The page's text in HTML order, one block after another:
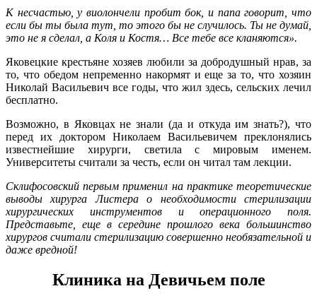
К несчастью, у виолончели пробит бок, и папа говорит, что
если бы ты была тут, то этого бы не случилось. Ты не думай,
это не я сделал, а Коля и Костя… Все тебе все кланяются».
Яковецкие крестьяне хозяев любили за добродушный нрав, за
то, что обедом непременно накормят и еще за то, что хозяин
Николай Васильевич все годы, что жил здесь, сельских лечил
бесплатно.
Возможно, в Яковцах не знали (да и откуда им знать?), что
перед их доктором Николаем Васильевичем преклонялись
известнейшие хирурги, светила с мировым именем.
Университеты считали за честь, если он читал там лекции.
Склифосовский первым применил на практике теоретические
выводы хирурга Листера о необходимости стерилизации
хирургических инструментов и операционного поля.
Представьте, еще в середине прошлого века большинство
хирургов считали стерилизацию совершенно необязательной и
даже вредной!
Клиника на Девичьем поле